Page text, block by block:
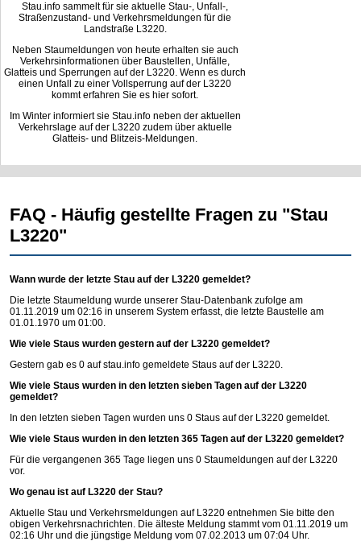
Stau.info sammelt für sie aktuelle Stau-, Unfall-,
Straßenzustand- und Verkehrsmeldungen für die
Landstraße L3220.
Neben Staumeldungen von heute erhalten sie auch
Verkehrsinformationen über Baustellen, Unfälle,
Glatteis und Sperrungen auf der L3220. Wenn es durch
einen Unfall zu einer Vollsperrung auf der L3220
kommt erfahren Sie es hier sofort.
Im Winter informiert sie Stau.info neben der aktuellen
Verkehrslage auf der L3220 zudem über aktuelle
Glatteis- und Blitzeis-Meldungen.
FAQ - Häufig gestellte Fragen zu "Stau
L3220"
Wann wurde der letzte Stau auf der L3220 gemeldet?
Die letzte Staumeldung wurde unserer Stau-Datenbank zufolge am
01.11.2019 um 02:16 in unserem System erfasst, die letzte Baustelle am
01.01.1970 um 01:00.
Wie viele Staus wurden gestern auf der L3220 gemeldet?
Gestern gab es 0 aufstau.info gemeldete Staus auf der L3220.
Wie viele Staus wurden in den letzten sieben Tagen auf der L3220
gemeldet?
In den letzten sieben Tagen wurden uns 0 Staus auf der L3220 gemeldet.
Wie viele Staus wurden in den letzten 365 Tagen auf der L3220 gemeldet?
Für die vergangenen 365 Tage liegen uns 0 Staumeldungen auf der L3220
vor.
Wo genau ist auf L3220 der Stau?
Aktuelle Stau und Verkehrsmeldungen auf L3220 entnehmen Sie bitte den
obigen Verkehrsnachrichten. Die älteste Meldung stammt vom 01.11.2019 um
02:16 Uhr und die jüngstige Meldung vom 07.02.2013 um 07:04 Uhr.